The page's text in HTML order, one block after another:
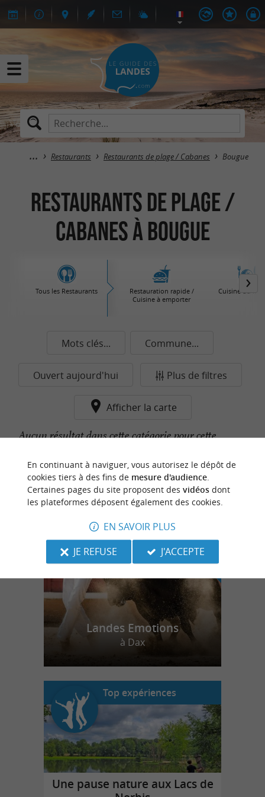
Restaurants Restaurants de plage / Cabanes Bougue
Restaurants de plage /
Cabanes à Bougue
Tous les Restaurants
Restauration rapide /
Cuisine à emporter
Cuisine du
Mots clés... Commune...
Ouvert aujourd'hui Plus de filtres
Afficher la carte
Aucun résultat dans cette catégorie pour cette
n
o
t
r
e
c
o
u
p
d
e
c
o
e
u
r
Landes Emotions
à Dax
Top expériences
Une pause nature aux Lacs de
En continuant à naviguer, vous autorisez le dépôt de
cookies tiers à des fins de mesure d'audience.
Certaines pages du site proposent des vidéosdont
les plateformes déposent également des cookies.
EN SAVOIR PLUS
JE REFUSE
J'ACCEPTE